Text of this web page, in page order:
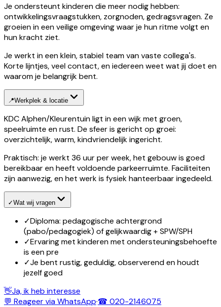
Je ondersteunt kinderen die meer nodig hebben:
ontwikkelingsvraagstukken, zorgnoden, gedragsvragen. Ze
groeien in een veilige omgeving waar je hun ritme volgt en
hun kracht ziet.
Je werkt in een klein, stabiel team van vaste collega's.
Korte lijntjes, veel contact, en iedereen weet wat jij doet en
waarom je belangrijk bent.
📍Werkplek & locatie
KDC Alphen/Kleurentuin ligt in een wijk met groen,
speelruimte en rust. De sfeer is gericht op groei:
overzichtelijk, warm, kindvriendelijk ingericht.
Praktisch: je werkt 36 uur per week, het gebouw is goed
bereikbaar en heeft voldoende parkeerruimte. Faciliteiten
zijn aanwezig, en het werk is fysiek hanteerbaar ingedeeld.
✓Wat wij vragen
✓Diploma: pedagogische achtergrond
(pabo/pedagogiek) of gelijkwaardig + SPW/SPH
✓Ervaring met kinderen met ondersteuningsbehoefte
is een pre
✓Je bent rustig, geduldig, observerend en houdt
jezelf goed
👋Ja, ik heb interesse
💬 Reageer via WhatsApp·☎ 020-2146075